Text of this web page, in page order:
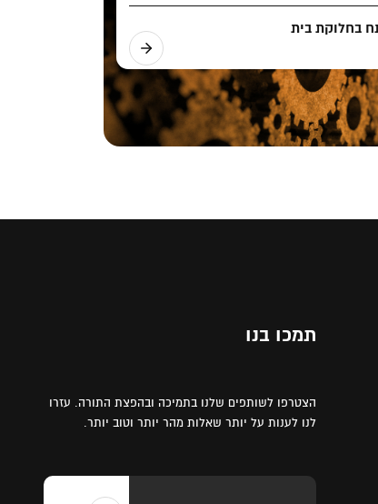
בחלוקת בית
תמכו בנו
הצטרפו לשותפים שלנו בתמיכה ובהפצת התורה. עזרו
לנו לענות על יותר שאלות מהר יותר וטוב יותר.